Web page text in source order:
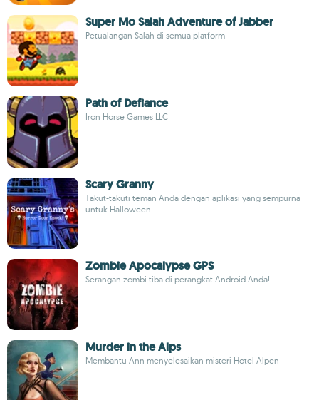
Super Mo Salah Adventure of Jabber
Petualangan Salah di semua platform
Path of Defiance
Iron Horse Games LLC
Scary Granny
Takut-takuti teman Anda dengan aplikasi yang sempurna
untuk Halloween
Zombie Apocalypse GPS
Serangan zombi tiba di perangkat Android Anda!
Murder in the Alps
Membantu Ann menyelesaikan misteri Hotel Alpen